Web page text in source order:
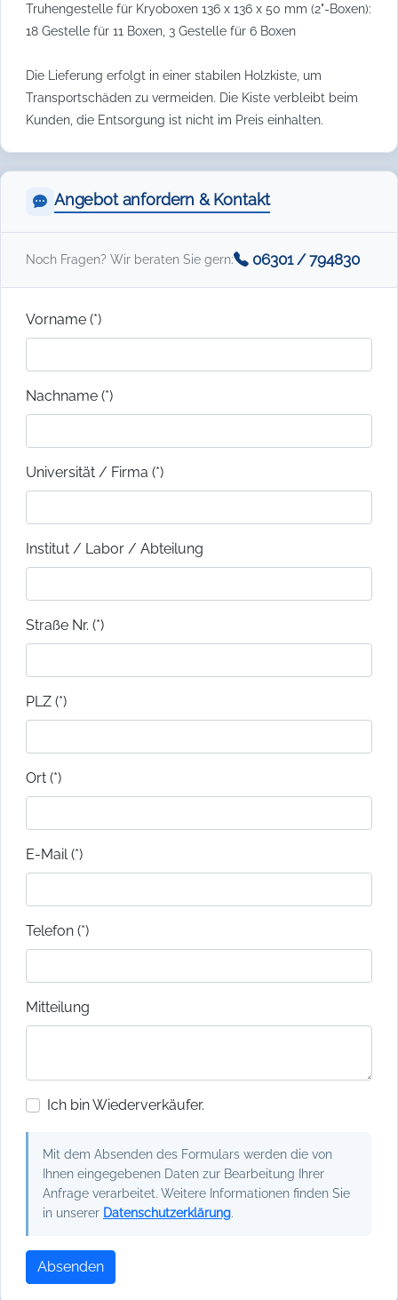
Truhengestelle für Kryoboxen 136 x 136 x 50 mm (2"-Boxen):
18 Gestelle für 11 Boxen, 3 Gestelle für 6 Boxen
Die Lieferung erfolgt in einer stabilen Holzkiste, um
Transportschäden zu vermeiden. Die Kiste verbleibt beim
Kunden, die Entsorgung ist nicht im Preis einhalten.
Angebot anfordern & Kontakt
Noch Fragen? Wir beraten Sie gern: 06301 / 794830
Vorname (*)
Nachname (*)
Universität / Firma (*)
Institut / Labor / Abteilung
Straße Nr. (*)
PLZ (*)
Ort (*)
E-Mail (*)
Telefon (*)
Mitteilung
Ich bin Wiederverkäufer.
Mit dem Absenden des Formulars werden die von
Ihnen eingegebenen Daten zur Bearbeitung Ihrer
Anfrage verarbeitet. Weitere Informationen finden Sie
in unserer Datenschutzerklärung.
Absenden